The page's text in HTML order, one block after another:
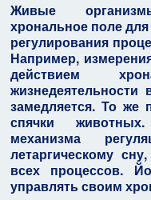
Живые
хрональное поле
регулирования
Например,
действием
жизнедеятельности
замедляется. То же
спячки
механизма
летаргическому
всех процессов.
управлять своим